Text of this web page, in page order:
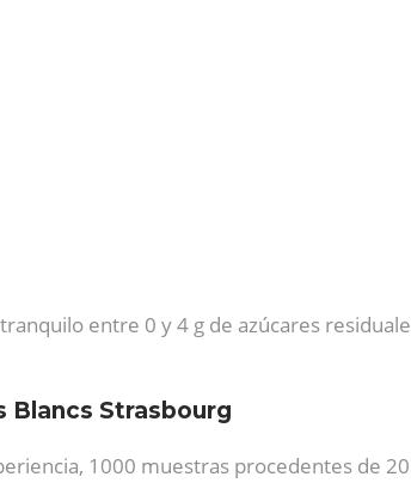
entre 0 y 4 g de azúcares
Blancs Strasbourg
1000 muestras procedentes de